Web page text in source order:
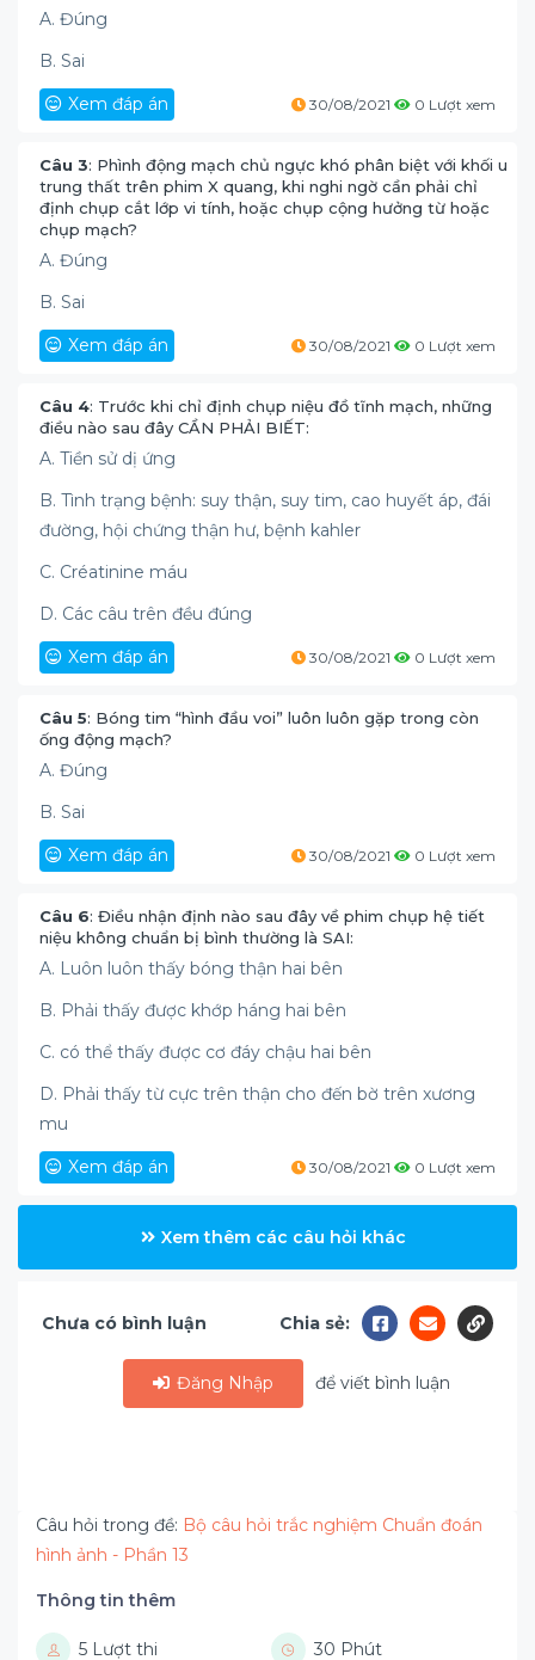
A. Đúng
B. Sai
Xem đáp án
30/08/2021 0 Lượt xem
Câu 3: Phình động mạch chủ ngực khó phân biệt với khối u
trung thất trên phim X quang, khi nghi ngờ cần phải chỉ
định chụp cắt lớp vi tính, hoặc chụp cộng hưởng từ hoặc
chụp mạch?
A. Đúng
B. Sai
Xem đáp án
30/08/2021 0 Lượt xem
Câu 4: Trước khi chỉ định chụp niệu đồ tĩnh mạch, những
điều nào sau đây CẦN PHẢI BIẾT:
A. Tiền sử dị ứng
B. Tình trạng bệnh: suy thận, suy tim, cao huyết áp, đái
đường, hội chứng thận hư, bệnh kahler
C. Créatinine máu
D. Các câu trên đều đúng
Xem đáp án
30/08/2021 0 Lượt xem
Câu 5: Bóng tim “hình đầu voi” luôn luôn gặp trong còn
ống động mạch?
A. Đúng
B. Sai
Xem đáp án
30/08/2021 0 Lượt xem
Câu 6: Điều nhận định nào sau đây về phim chụp hệ tiết
niệu không chuẩn bị bình thường là SAI:
A. Luôn luôn thấy bóng thận hai bên
B. Phải thấy được khớp háng hai bên
C. có thể thấy được cơ đáy chậu hai bên
D. Phải thấy từ cực trên thận cho đến bờ trên xương
mu
Xem đáp án
30/08/2021 0 Lượt xem
Xem thêm các câu hỏi khác
Chưa có bình luận Chia sẻ:
Đăng Nhập để viết bình luận
Câu hỏi trong đề: Bộ câu hỏi trắc nghiệm Chuẩn đoán
hình ảnh - Phần 13
Thông tin thêm
5 Lượt thi 30 Phút